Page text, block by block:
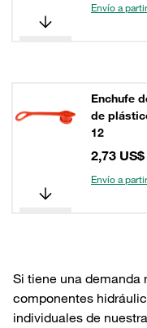
Envío a
Enchufe
de
12
2,73 US$
Envío a
Si tiene una demanda
componentes
individuales de